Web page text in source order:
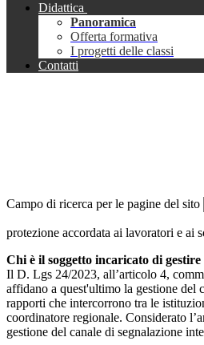
Didattica
Panoramica
Offerta formativa
I progetti delle classi
Contatti
Campo di ricerca per le pagine del sito
protezione accordata ai lavoratori e ai
Chi è il soggetto incaricato di gestire
Il D. Lgs 24/2023, all’articolo 4,
affidano a quest'ultimo la gestione del
rapporti che intercorrono tra le
coordinatore regionale. Considerato
gestione del canale di segnalazione